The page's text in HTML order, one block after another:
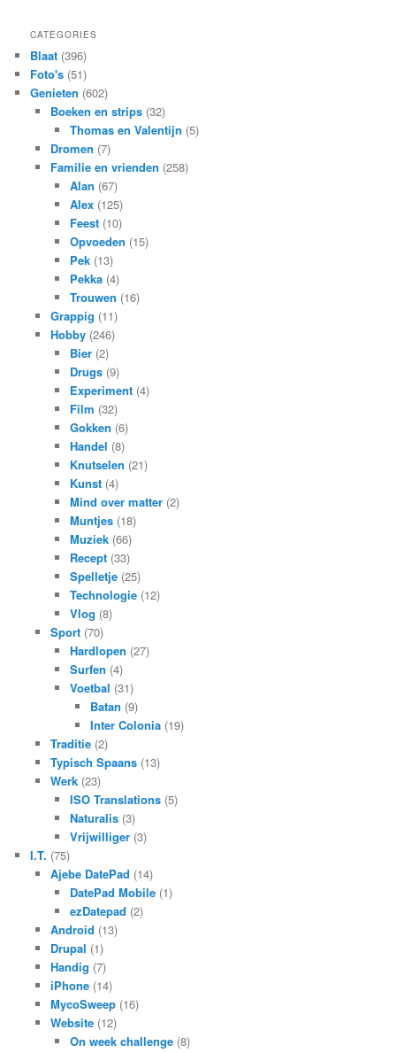
CATEGORIES
Blaat (396)
Foto's (51)
Genieten (602)
Boeken en strips(32)
Thomas en Valentijn (5)
Dromen (7)
Familie en vrienden (258)
Alan (67)
Alex (125)
Feest (10)
Opvoeden (15)
Pek (13)
Pekka (4)
Trouwen (16)
Grappig (11)
Hobby(246)
Bier (2)
Drugs (9)
Experiment (4)
Film (32)
Gokken (6)
Handel (8)
Knutselen (21)
Kunst (4)
Mind over matter (2)
Muntjes (18)
Muziek (66)
Recept (33)
Spelletje (25)
Technologie (12)
Vlog (8)
Sport(70)
Hardlopen (27)
Surfen (4)
Voetbal (31)
Batan (9)
Inter Colonia(19)
Traditie(2)
Typisch Spaans(13)
Werk(23)
ISO Translations (5)
Naturalis (3)
Vrijwilliger (3)
I.T. (75)
Ajebe DatePad (14)
DatePad Mobile (1)
ezDatepad (2)
Android (13)
Drupal (1)
Handig (7)
iPhone(14)
MycoSweep(16)
Website(12)
On week challenge (8)